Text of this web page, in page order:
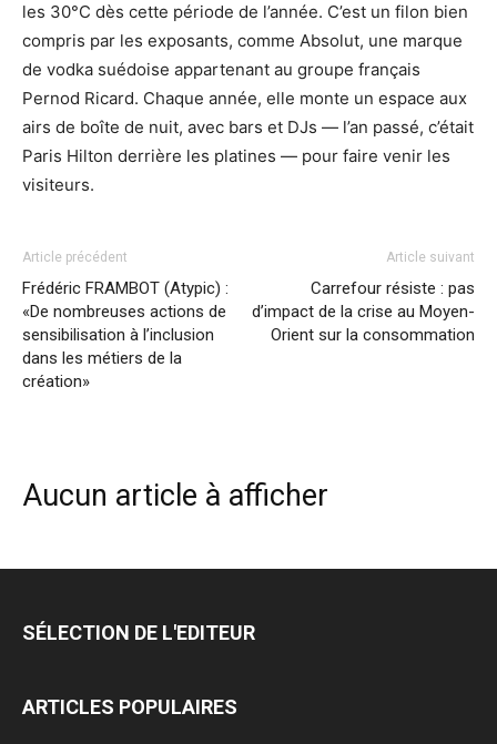
les 30°C dès cette période de l’année. C’est un filon bien
compris par les exposants, comme Absolut, une marque
de vodka suédoise appartenant au groupe français
Pernod Ricard. Chaque année, elle monte un espace aux
airs de boîte de nuit, avec bars et DJs — l’an passé, c’était
Paris Hilton derrière les platines — pour faire venir les
visiteurs.
Article précédent
Frédéric FRAMBOT (Atypic) :
«De nombreuses actions de
sensibilisation à l’inclusion
dans les métiers de la
création»
Article suivant
Carrefour résiste : pas
d’impact de la crise au Moyen-
Orient sur la consommation
Aucun article à afficher
SÉLECTION DE L'EDITEUR
ARTICLES POPULAIRES